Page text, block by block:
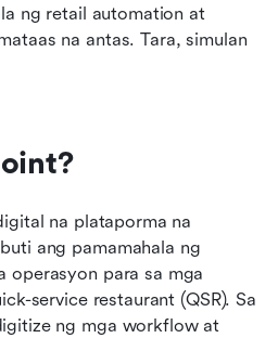
ng retail automation at
na antas. Tara, simulan
na plataporma na
ang pamamahala ng
operasyon para sa mga
service restaurant (QSR). Sa
ng mga workflow at